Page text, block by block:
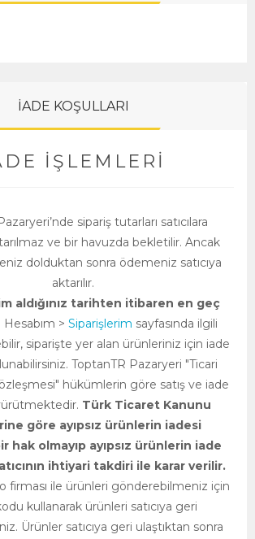
İADE KOŞULLARI
İŞLEMLERI
sipariş tutarları satıcılara
ve bir havuzda bekletilir. Ancak
dolduktan sonra ödemeniz satıcıya
aktarılır.
aldığınız tarihten itibaren en geç
> Siparişlerim sayfasında ilgili
siparişte yer alan ürünleriniz için iade
ToptanTR Pazaryeri "Ticari
hükümlerin göre satış ve iade
Türk Ticaret Kanunu
göre ayıpsız ürünlerin iadesi
hak olmayıp ayıpsız ürünlerin iade
ihtiyari takdiri ile karar verilir.
firması ile ürünleri gönderebilmeniz için
kullanarak ürünleri satıcıya geri
Ürünler satıcıya geri ulaştıktan sonra